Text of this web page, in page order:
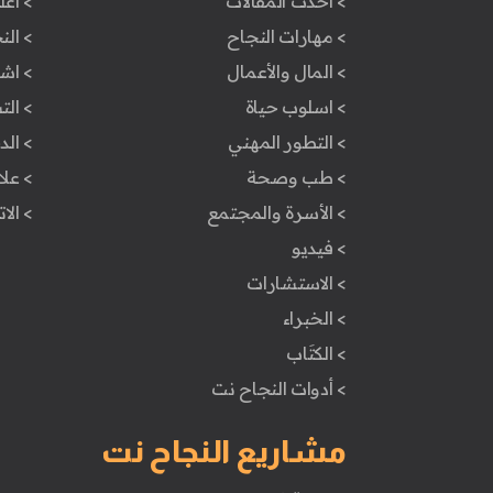
> مهارات النجاح
> المال والأعمال
> اسلوب حياة
> التطور المهني
> طب وصحة
> الأسرة والمجتمع
> فيديو
> الاستشارات
> الخبراء
> الكتَاب
> أدوات النجاح نت
مشاريع النجاح نت
>
>
>
>
>
>